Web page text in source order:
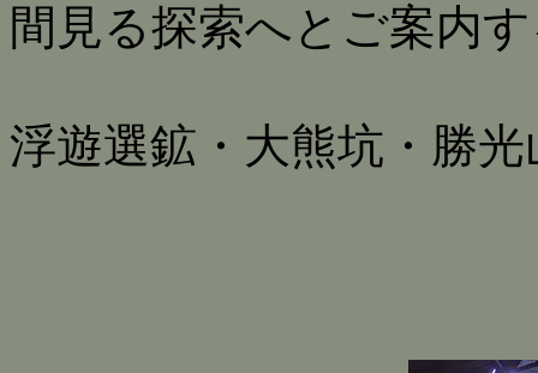
間見る探索へとご案内
浮遊選鉱・大熊坑・勝